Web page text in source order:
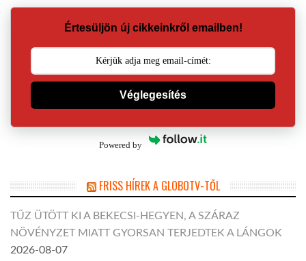
Értesüljön új cikkeinkről emailben!
Véglegesítés
Powered by
FRISS HÍREK A GLOBOTV-TŐL
TŰZ ÜTÖTT KI A BEKECSI-HEGYEN, A SZÁRAZ
NÖVÉNYZET MIATT GYORSAN TERJEDTEK A LÁNGOK
2026-08-07